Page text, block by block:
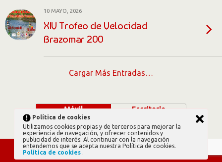
Política de cookies
Utilizamos cookies propias y de terceros para mejorar la
experiencia de navegación, y ofrecer contenidos y
publicidad de interés. Al continuar con la navegación
entendemos que se acepta nuestra Política de cookies.
Política de cookies .
10 MAYO, 2026
XIV Trofeo de Velocidad
Brazomar 200
Cargar Más Entradas…
Móvil Escritorio